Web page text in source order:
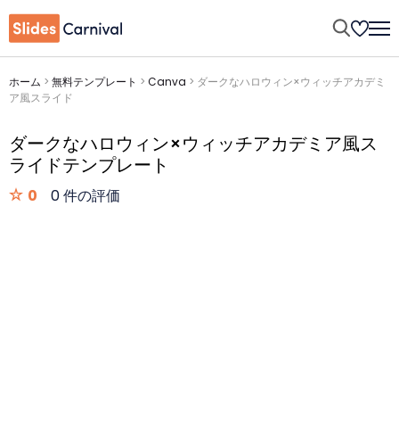
ホーム > 無料テンプレート > Canva > ダークなハロウィン×ウィッチアカデミ
ア風スライド
ダークなハロウィン×ウィッチアカデミア風ス
ライドテンプレート
0 0 件の評価